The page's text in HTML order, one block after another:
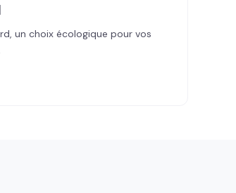
un choix écologique pour vos